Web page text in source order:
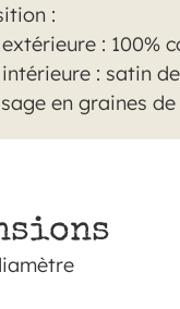
:
: 100%
: satin
en graines